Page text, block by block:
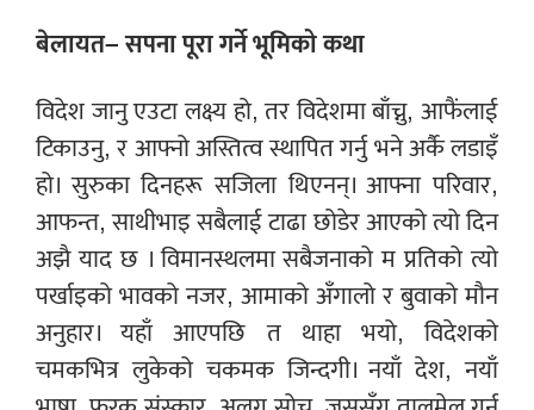
बेलायत– सपना पूरा गर्ने भूमिको कथा
विदेश जानु एउटा लक्ष्य हो, तर विदेशमा बाँच्नु, आफैंलाई
टिकाउनु, र आफ्नो अस्तित्व स्थापित गर्नु भने अर्कै लडाइँ
हो। सुरुका दिनहरू सजिला थिएनन्। आफ्ना परिवार,
आफन्त, साथीभाइ सबैलाई टाढा छोडेर आएको त्यो दिन
अझै याद छ । विमानस्थलमा सबैजनाको म प्रतिको त्यो
पर्खाइको भावको नजर, आमाको अँगालो र बुवाको मौन
अनुहार। यहाँ आएपछि त थाहा भयो, विदेशको
चमकभित्र लुकेको चकमक जिन्दगी। नयाँ देश, नयाँ